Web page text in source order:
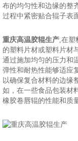
布的均匀性和边缘的整
过程中紧密贴合辊子表
重庆高温胶辊生产,在塑
的塑料片材或塑料片材
通过施加均匀的压力和
弹性和耐热性能够适应
以确保复合材料的边缘
如，在一些食品包装材
橡胶卷唇辊的性能和质